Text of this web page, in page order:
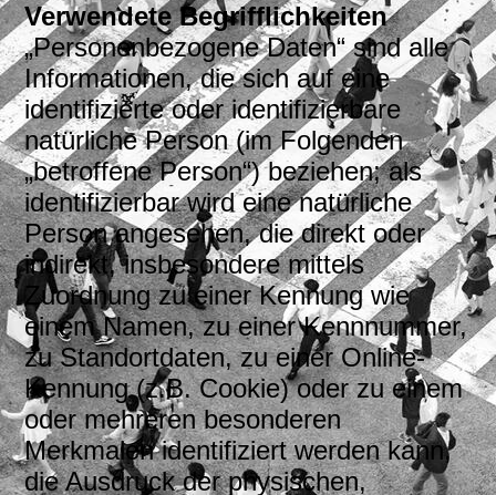
Verwendete Begrifflichkeiten
„Personenbezogene Daten“ sind alle
Informationen, die sich auf eine
identifizierte oder identifizierbare
natürliche Person (im Folgenden
„betroffene Person“) beziehen; als
identifizierbar wird eine natürliche
Person angesehen, die direkt oder
indirekt, insbesondere mittels
Zuordnung zu einer Kennung wie
einem Namen, zu einer Kennnummer,
zu Standortdaten, zu einer Online-
Kennung (z.B. Cookie) oder zu einem
oder mehreren besonderen
Merkmalen identifiziert werden kann,
die Ausdruck der physischen,